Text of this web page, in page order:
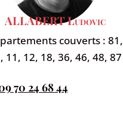
ALLABERT Ludovic
couverts : 81,
11, 12, 18, 36, 46, 48, 87
70 24 68 44